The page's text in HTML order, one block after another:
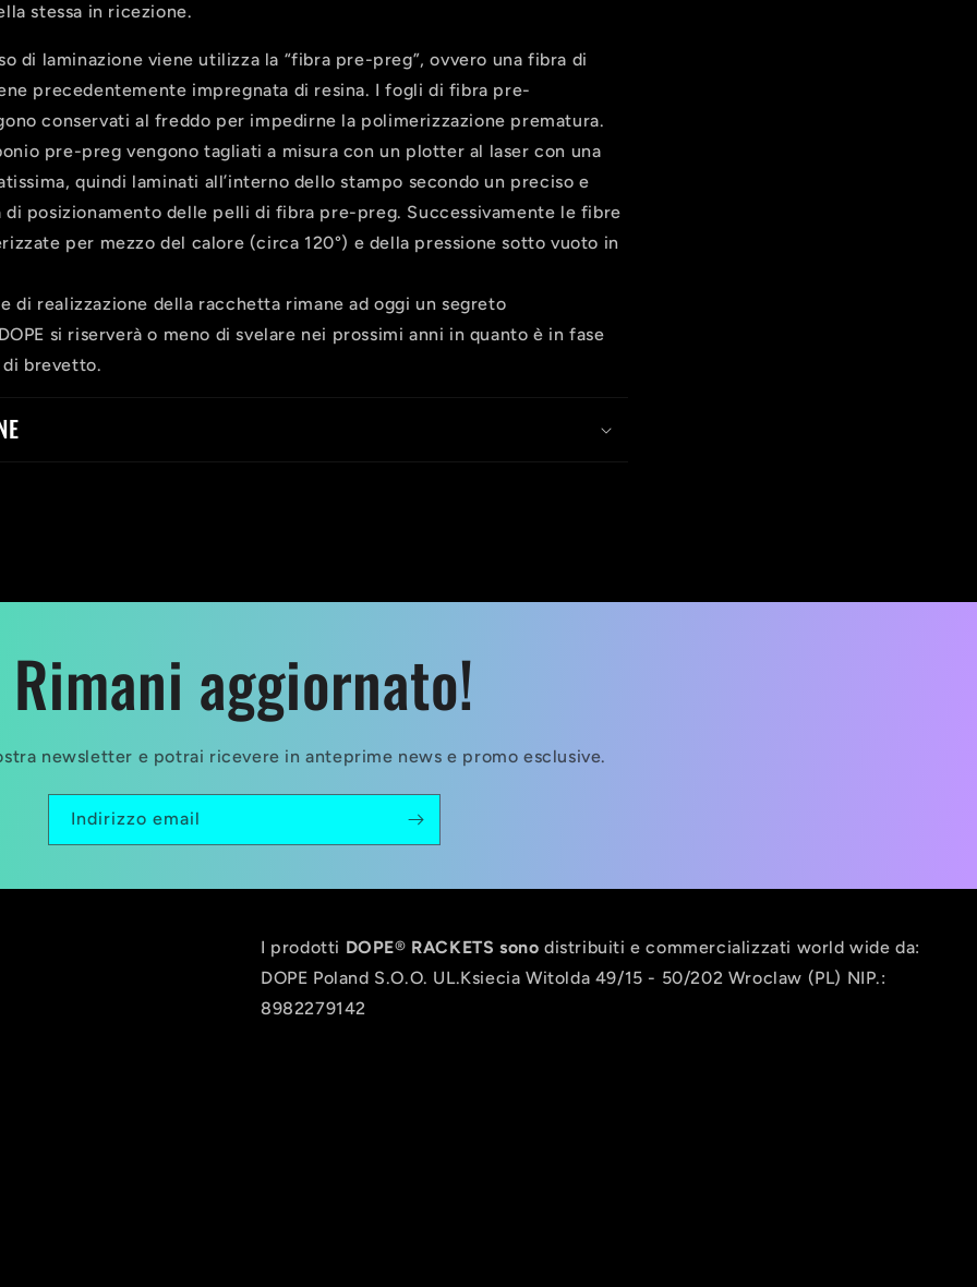
stessa in ricezione.
di laminazione viene utilizza la “fibra pre-preg”, ovvero una fibra di
precedentemente impregnata di resina. I fogli di fibra pre-
conservati al freddo per impedirne la polimerizzazione prematura.
pre-preg vengono tagliati a misura con un plotter al laser con una
quindi laminati all’interno dello stampo secondo un preciso e
di posizionamento delle pelli di fibra pre-preg. Successivamente le fibre
per mezzo del calore (circa 120°) e della pressione sotto vuoto in
di realizzazione della racchetta rimane ad oggi un segreto
si riserverà o meno di svelare nei prossimi anni in quanto è in fase
brevetto.
Rimani aggiornato!
newsletter e potrai ricevere in anteprime news e promo esclusive.
Indirizzo email
I prodotti DOPE® RACKETS sonodistribuiti e commercializzati world wide da:
DOPE Poland S.O.O. UL.Ksiecia Witolda 49/15 - 50/202 Wroclaw (PL) NIP.:
8982279142